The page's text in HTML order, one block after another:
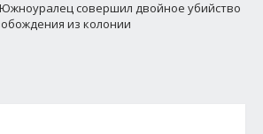
совершил двойное убийство
из колонии